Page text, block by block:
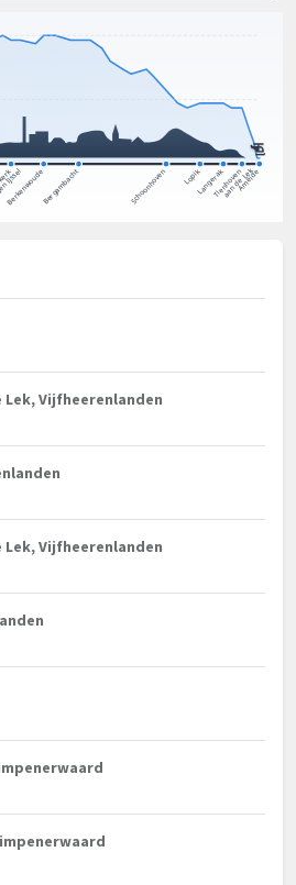
Lek, Vijfheerenlanden
Lek, Vijfheerenlanden